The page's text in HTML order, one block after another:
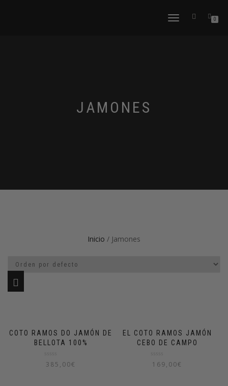
CAMBIAR
0
JAMONES
Inicio / Jamones
COTO RAMOS DO JAMÓN DE
BELLOTA 100%
Valorado
en385,00€
EL COTO RAMOS JAMÓN
CEBO DE CAMPO
Valorado
en
169,00€